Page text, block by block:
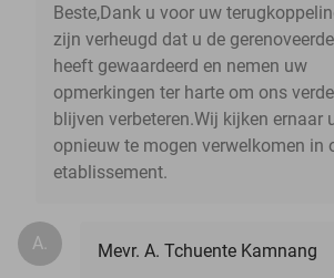
Beste,Dank u voor uw
zijn verheugd dat u de
heeft gewaardeerd en nemen uw
opmerkingen ter harte om ons
blijven verbeteren.Wij kijken ernaar
opnieuw te mogen verwelkomen in
etablissement.
A. Mevr. A. Tchuente Kamnang